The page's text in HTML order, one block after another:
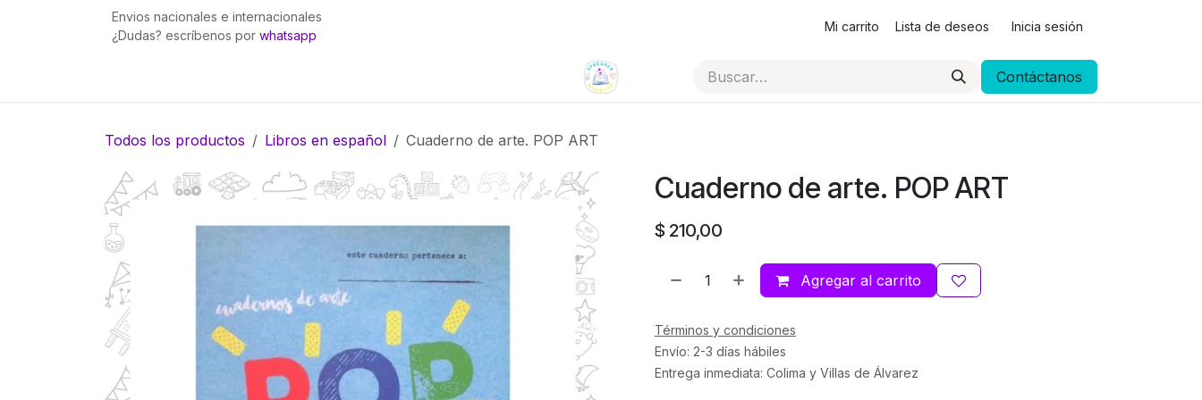
Envios nacionales e internacionales
¿Dudas? escríbenos por whatsapp
Mi carrito Lista de deseos Inicia sesión
Tienda por categorías Contáctanos
Todos los productos Libros en español Cuaderno de arte. POP ART
Cuaderno de arte. POP ART
$ 210,00
Agregar al carrito
Términos y condiciones
Envío: 2-3 días hábiles
Entrega inmediata: Colima y Villas de Álvarez